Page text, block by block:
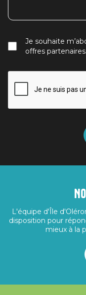
Je souhaite
offres partenaires.
L'équipe d'Île
disposition pour
mieux à la